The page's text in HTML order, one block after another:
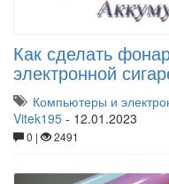
Как сделать
электронной
Компьютеры и
Vitek195 - 12.01.2023
0 | 2491